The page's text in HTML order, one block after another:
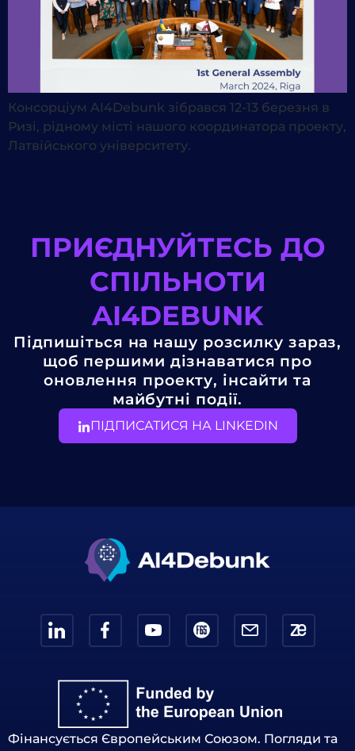
Консорціум AI4Debunk зібрався 12-13 березня в
Ризі, рідному місті нашого координатора проекту,
Латвійського університету.
ПРИЄДНУЙТЕСЬ ДО
СПІЛЬНОТИ
AI4DEBUNK
Підпишіться на нашу розсилку зараз,
щоб першими дізнаватися про
оновлення проекту, інсайти та
майбутні події.
ПІДПИСАТИСЯ НА LINKEDIN
Фінансується Європейським Союзом. Погляди та